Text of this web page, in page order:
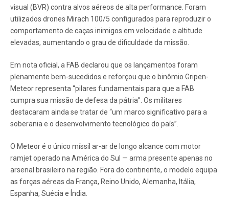
visual (BVR) contra alvos aéreos de alta performance. Foram
utilizados drones Mirach 100/5 configurados para reproduzir o
comportamento de caças inimigos em velocidade e altitude
elevadas, aumentando o grau de dificuldade da missão.
Em nota oficial, a FAB declarou que os lançamentos foram
plenamente bem-sucedidos e reforçou que o binômio Gripen-
Meteor representa “pilares fundamentais para que a FAB
cumpra sua missão de defesa da pátria”. Os militares
destacaram ainda se tratar de “um marco significativo para a
soberania e o desenvolvimento tecnológico do país”.
O Meteor é o único míssil ar-ar de longo alcance com motor
ramjet operado na América do Sul — arma presente apenas no
arsenal brasileiro na região. Fora do continente, o modelo equipa
as forças aéreas da França, Reino Unido, Alemanha, Itália,
Espanha, Suécia e Índia.